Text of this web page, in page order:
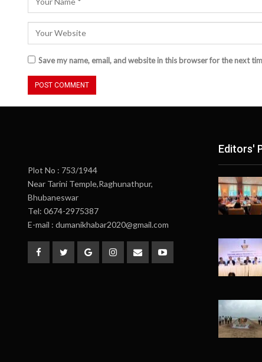
Save my name, email, and website in this browser for the next
Plot No : 753/1944
Near Tarini Temple,Raghunathpur,
Bhubaneswar
Tel: 0674-2975387
E-mail : dumanikhabar2020@gmail.com
Editors'